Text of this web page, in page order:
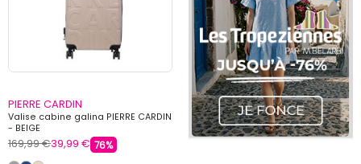
PIERRE CARDIN
Valise cabine galina PIERRE CARDIN
- BEIGE
169,99 €39,99 € 76%